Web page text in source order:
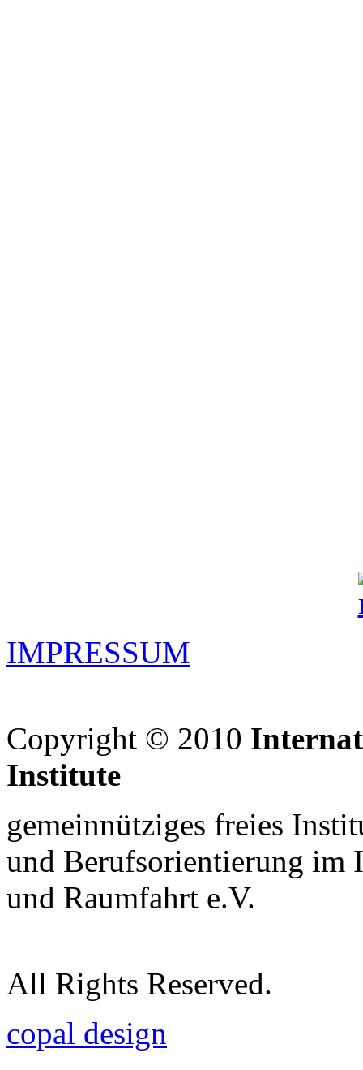
IMPRESSUM
Copyright © 2010
Institute
gemeinnütziges freies
und Berufsorientierung im
und Raumfahrt e.V.
All Rights Reserved.
copal design